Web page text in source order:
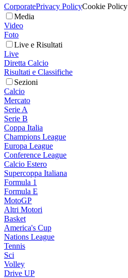
CorporatePrivacy PolicyCookie Policy
Media
Video
Foto
Live e Risultati
Live
Diretta Calcio
Risultati e Classifiche
Sezioni
Calcio
Mercato
Serie A
Serie B
Coppa Italia
Champions League
Europa League
Conference League
Calcio Estero
Supercoppa Italiana
Formula 1
Formula E
MotoGP
Altri Motori
Basket
America's Cup
Nations League
Tennis
Sci
Volley
Drive UP